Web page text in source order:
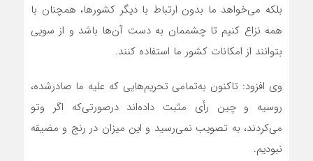
بلکه می‌خواهد ما بدون ارتباط با دیگر کشورها، همچنان با
همه نزاع کنیم تا چشم‏مان به دست آن‌ها باشد و از سویی
بتوانند از امکانات کشور ما استفاده کنند.
وی افزود: تاکنون به‌تمامی تحریم‌هایی که علیه ما صادرشده،
روسیه و چین رأی مثبت داده‌اند درصورتی‌که اگر وتو
می‌کردند، به تصویب نمی‌رسید و این میزان در رنج و مضیقه
نبودیم.